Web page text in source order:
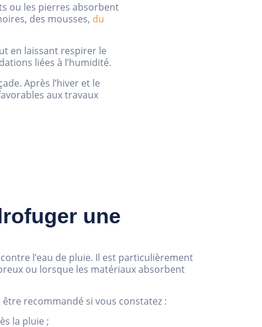
ou les pierres absorbent
des mousses, du
en laissant respirer le
liées à l’humidité.
Après l’hiver et le
aux travaux
une
l’eau de pluie. Il est particulièrement
ou lorsque les matériaux absorbent
recommandé si vous constatez :
la pluie ;